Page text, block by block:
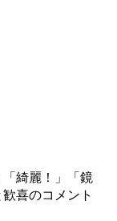
綺麗！」「鏡
喜のコメント